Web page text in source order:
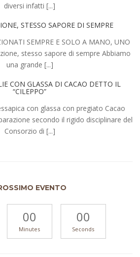
diversi infatti [...]
STESSO SAPORE DI SEMPRE
SEMPRE E SOLO A MANO, UNO
stesso sapore di sempre Abbiamo
una grande [...]
CON GLASSA DI CACAO DETTO IL
“CILEPPO”
con glassa con pregiato Cacao
secondo il rigido disciplinare del
Consorzio di [...]
EVENTO
00
Minutes
00
Seconds